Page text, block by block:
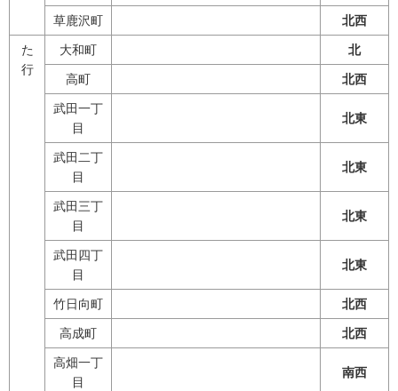
草鹿沢町 北西
た
行
大和町 北
高町 北西
武田一丁
目
北東
武田二丁
目
北東
武田三丁
目
北東
武田四丁
目
北東
竹日向町 北西
高成町 北西
高畑一丁
目
南西